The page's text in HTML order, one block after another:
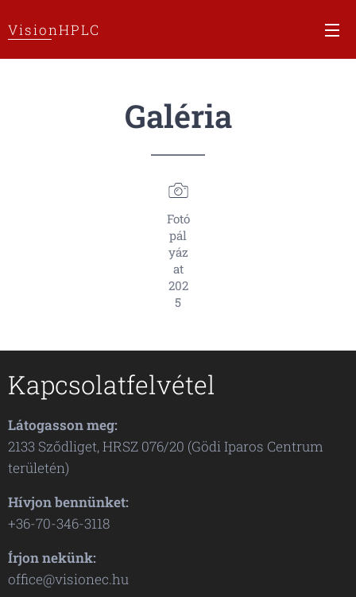
VisionHPLC
Galéria
Fotó
pál
yáz
at
202
5
Kapcsolatfelvétel
Látogasson meg:
2133 Sződliget, HRSZ 076/20 (Gödi Iparos Centrum
területén)
Hívjon bennünket:
+36-70-346-3118
Írjon nekünk:
office@visionec.hu